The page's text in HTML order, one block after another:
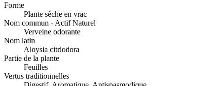
Forme
Plante sèche en vrac
Nom commun - Actif Naturel
Verveine odorante
Nom latin
Aloysia citriodora
Partie de la plante
Feuilles
Vertus traditionnelles